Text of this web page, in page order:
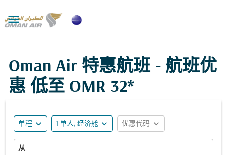

Oman Air 特惠航班 - 航班优
惠 低至 OMR 32*
单程 expand_more 1 单人, 经济舱 expand_more 优惠代码 expand_more
从